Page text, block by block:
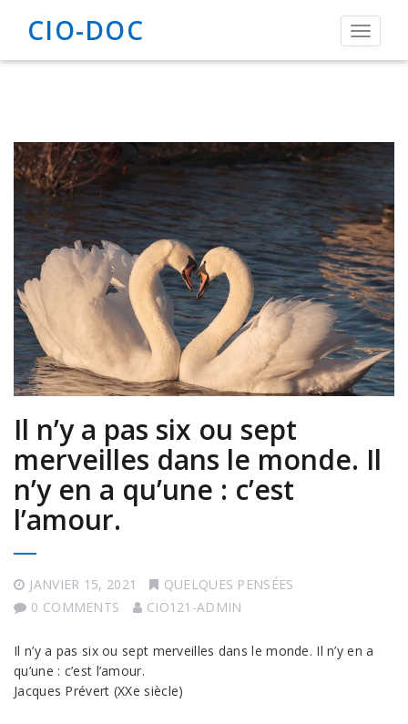
Toggle
CIO-DOC
Il n’y a pas six ou sept
merveilles dans le monde. Il
n’y en a qu’une : c’est
l’amour.
JANVIER 15, 2021
QUELQUES PENSÉES
0 COMMENTS
CIO121-ADMIN
Il n’y a pas six ou sept merveilles dans le monde. Il n’y en a
qu’une : c’est l’amour.
Jacques Prévert (XXe siècle)